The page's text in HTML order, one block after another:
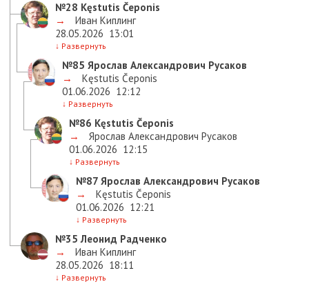
№28 Kęstutis Čeponis
→
Иван Киплинг
28.05.2026 13:01
↓ Развернуть
№85 Ярослав Александрович Русаков
→
Kęstutis Čeponis
01.06.2026 12:12
↓ Развернуть
№86 Kęstutis Čeponis
→
Ярослав Александрович Русаков
01.06.2026 12:15
↓ Развернуть
№87 Ярослав Александрович Русаков
→
Kęstutis Čeponis
01.06.2026 12:21
↓ Развернуть
№35 Леонид Радченко
→
Иван Киплинг
28.05.2026 18:11
↓ Развернуть